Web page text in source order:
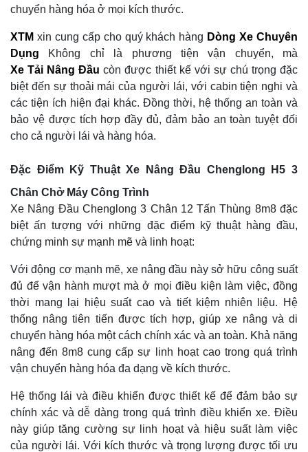
chuyển hàng hóa ở mọi kích thước.
XTM xin cung cấp cho quý khách hàng Dòng Xe Chuyên
Dụng Không chỉ là phương tiện vận chuyển, mà
Xe Tải Nâng Đầu còn được thiết kế với sự chú trọng đặc
biệt đến sự thoải mái của người lái, với cabin tiện nghi và
các tiện ích hiện đại khác. Đồng thời, hệ thống an toàn và
bảo vệ được tích hợp đầy đủ, đảm bảo an toàn tuyệt đối
cho cả người lái và hàng hóa.
Đặc Điểm Kỹ Thuật Xe Nâng Đầu Chenglong H5 3
Chân Chở Máy Công Trình
Xe Nâng Đầu Chenglong 3 Chân 12 Tấn Thùng 8m8 đặc
biệt ấn tượng với những đặc điểm kỹ thuật hàng đầu,
chứng minh sự mạnh mẽ và linh hoạt:
Với động cơ mạnh mẽ, xe nâng đầu này sở hữu công suất
đủ để vận hành mượt mà ở mọi điều kiện làm việc, đồng
thời mang lại hiệu suất cao và tiết kiệm nhiên liệu. Hệ
thống nâng tiên tiến được tích hợp, giúp xe nâng và di
chuyển hàng hóa một cách chính xác và an toàn. Khả năng
nâng đến 8m8 cung cấp sự linh hoạt cao trong quá trình
vận chuyển hàng hóa đa dạng về kích thước.
Hệ thống lái và điều khiển được thiết kế để đảm bảo sự
chính xác và dễ dàng trong quá trình điều khiển xe. Điều
này giúp tăng cường sự linh hoạt và hiệu suất làm việc
của người lái. Với kích thước và trọng lượng được tối ưu